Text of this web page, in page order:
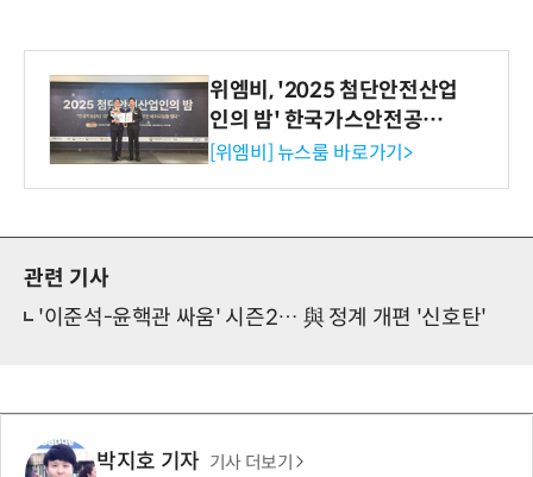
위엠비, '2025 첨단안전산업
인의 밤' 한국가스안전공사
사장상 수상
[위엠비] 뉴스룸 바로가기>
관련 기사
'이준석-윤핵관 싸움' 시즌2… 與 정계 개편 '신호탄'
박지호 기자 기사 더보기